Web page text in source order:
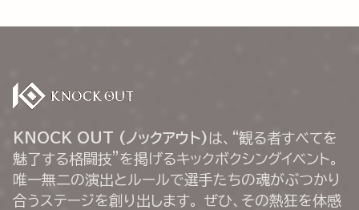
KNOCK OUT (ノックアウト) は、“観る者すべてを
魅了する格闘技”を掲げるキックボクシングイベント。
唯一無二の演出とルールで選手たちの魂がぶつかり
合うステージを創り出します。 ぜひ、その熱狂を体感